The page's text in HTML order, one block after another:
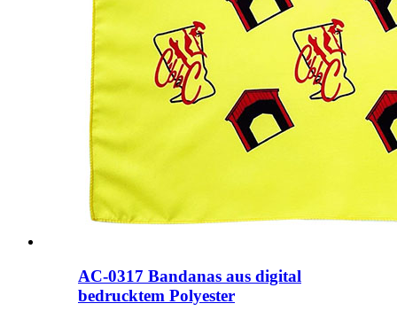
AC-0317 Bandanas aus digital
bedrucktem Polyester